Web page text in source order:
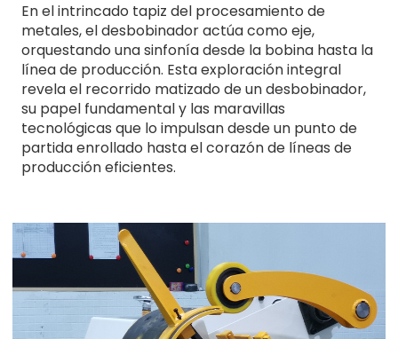
En el intrincado tapiz del procesamiento de
metales, el desbobinador actúa como eje,
orquestando una sinfonía desde la bobina hasta la
línea de producción. Esta exploración integral
revela el recorrido matizado de un desbobinador,
su papel fundamental y las maravillas
tecnológicas que lo impulsan desde un punto de
partida enrollado hasta el corazón de líneas de
producción eficientes.